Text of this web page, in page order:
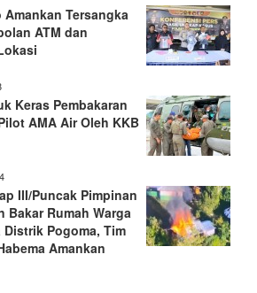
Tersangka
ATM dan
Keras Pembakaran
AMA Air Oleh KKB
III/Puncak Pimpinan
Bakar Rumah Warga
Pogoma, Tim
Amankan